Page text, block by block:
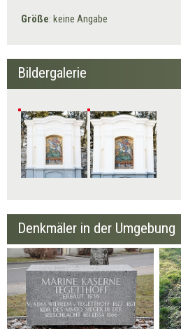
Größe: keine Angabe
Bildergalerie
Denkmäler in der Umgebung
Ehemaliger Kasernenstein